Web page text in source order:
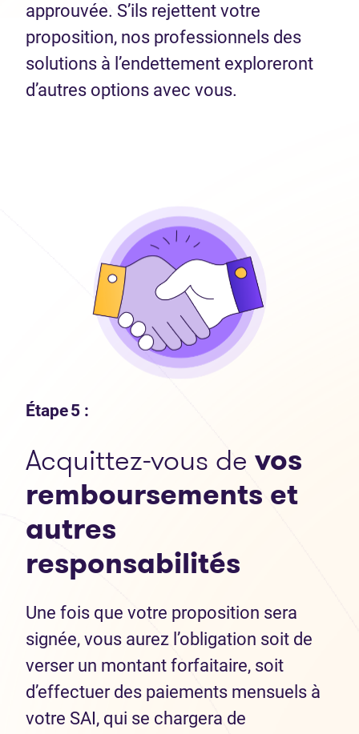
approuvée. S’ils rejettent votre
proposition, nos professionnels des
solutions à l’endettement exploreront
d’autres options avec vous.
Étape 5 :
Acquittez-vous de vos
remboursements et
autres
responsabilités
Une fois que votre proposition sera
signée, vous aurez l’obligation soit de
verser un montant forfaitaire, soit
d’effectuer des paiements mensuels à
votre SAI, qui se chargera de